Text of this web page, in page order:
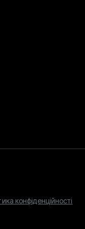
конфіденційності